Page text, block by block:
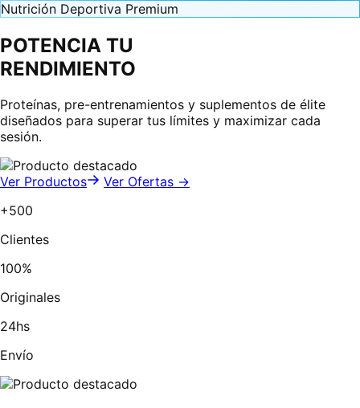
Nutrición Deportiva Premium
POTENCIA TU
RENDIMIENTO
Proteínas, pre-entrenamientos y suplementos de élite
diseñados para superar tus límites y maximizar cada
sesión.
Ver Productos
Ver Ofertas →
+500
Clientes
100%
Originales
24hs
Envío